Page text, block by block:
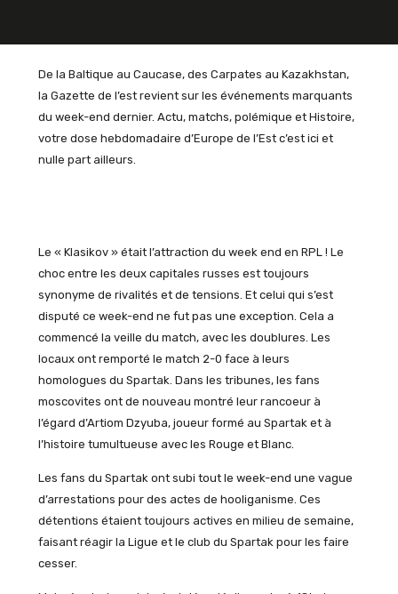
De la Baltique au Caucase, des Carpates au Kazakhstan,
la Gazette de l’est revient sur les événements marquants
du week-end dernier. Actu, matchs, polémique et Histoire,
votre dose hebdomadaire d’Europe de l’Est c’est ici et
nulle part ailleurs.
Le « Klasikov » était l’attraction du week end en RPL ! Le
choc entre les deux capitales russes est toujours
synonyme de rivalités et de tensions. Et celui qui s’est
disputé ce week-end ne fut pas une exception. Cela a
commencé la veille du match, avec les doublures. Les
locaux ont remporté le match 2-0 face à leurs
homologues du Spartak. Dans les tribunes, les fans
moscovites ont de nouveau montré leur rancoeur à
l’égard d’Artiom Dzyuba, joueur formé au Spartak et à
l’histoire tumultueuse avec les Rouge et Blanc.
Les fans du Spartak ont subi tout le week-end une vague
d’arrestations pour des actes de hooliganisme. Ces
détentions étaient toujours actives en milieu de semaine,
faisant réagir la Ligue et le club du Spartak pour les faire
cesser.